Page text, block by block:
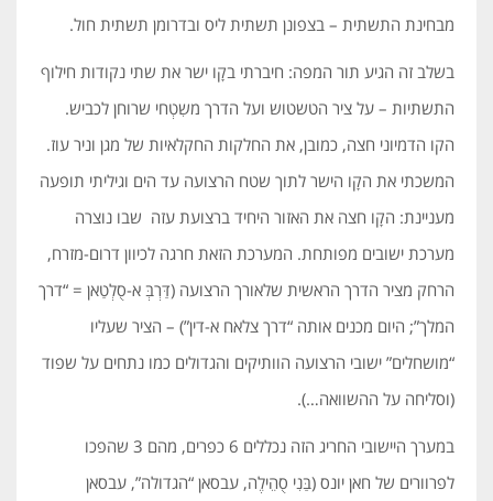
מבחינת התשתית – בצפונן תשתית ליס ובדרומן תשתית חול.
בשלב זה הגיע תור המפה: חיברתי בקָו ישר את שתי נקודות חילוף
התשתיות – על ציר הטשטוש ועל הדרך משִטְחי שרוחן לכביש.
הקו הדמיוני חצה, כמובן, את החלקות החקלאיות של מגן וניר עוז.
המשכתי את הקָו הישר לתוך שטח הרצועה עד הים וגיליתי תופעה
מעניינת: הקָו חצה את האזור היחיד ברצועת עזה שבו נוצרה
מערכת ישובים מפותחת. המערכת הזאת חרגה לכיוון דרום-מזרח,
הרחק מציר הדרך הראשית שלאורך הרצועה (דַּרְבְּ א-סֻלְטַאן = “דרך
המלך”; היום מכנים אותה “דרך צלאח א-דין”) – הציר שעליו
“מושחלים” ישובי הרצועה הוותיקים והגדולים כמו נתחים על שפוד
(וסליחה על ההשוואה…).
במערך היישובי החריג הזה נכללים 6 כפרים, מהם 3 שהפכו
לפרוורים של חאן יונס (בַּנִי סֻהֵילֶה, עבסאן “הגדולה”, עבסאן